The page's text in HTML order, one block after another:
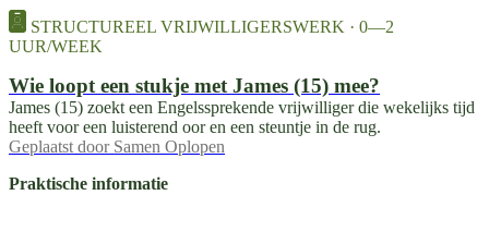
STRUCTUREEL VRIJWILLIGERSWERK · 0—2
UUR/WEEK
Wie loopt een stukje met James (15) mee?
James (15) zoekt een Engelssprekende vrijwilliger die wekelijks tijd
heeft voor een luisterend oor en een steuntje in de rug.
Geplaatst door Samen Oplopen
Praktische informatie